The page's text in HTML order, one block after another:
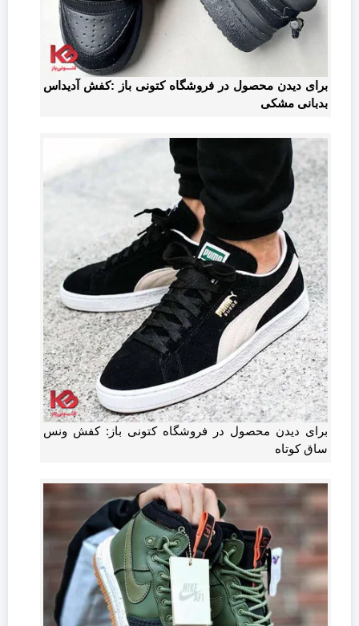
برای دیدن محصول در فروشگاه کتونی باز :کفش آدیداس
بدبانی مشکی
برای دیدن محصول در فروشگاه کتونی باز: کفش ونس
ساق کوتاه